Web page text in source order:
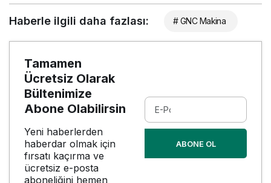
Haberle ilgili daha fazlası: # GNC Makina
Tamamen
Ücretsiz Olarak
Bültenimize
Abone Olabilirsin
Yeni haberlerden
haberdar olmak için
fırsatı kaçırma ve
ücretsiz e-posta
aboneliğini hemen
ABONE OL